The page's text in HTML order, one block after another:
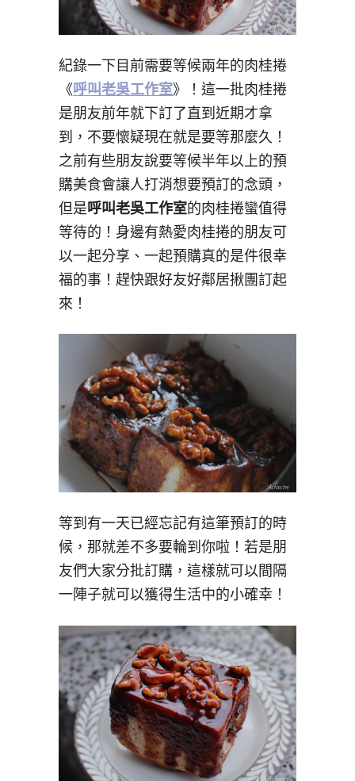
紀錄一下目前需要等候兩年的肉桂捲
《呼叫老吳工作室》！這一批肉桂捲
是朋友前年就下訂了直到近期才拿
到，不要懷疑現在就是要等那麼久！
之前有些朋友說要等候半年以上的預
購美食會讓人打消想要預訂的念頭，
但是呼叫老吳工作室的肉桂捲蠻值得
等待的！身邊有熱愛肉桂捲的朋友可
以一起分享、一起預購真的是件很幸
福的事！趕快跟好友好鄰居揪團訂起
來！
等到有一天已經忘記有這筆預訂的時
候，那就差不多要輪到你啦！若是朋
友們大家分批訂購，這樣就可以間隔
一陣子就可以獲得生活中的小確幸！